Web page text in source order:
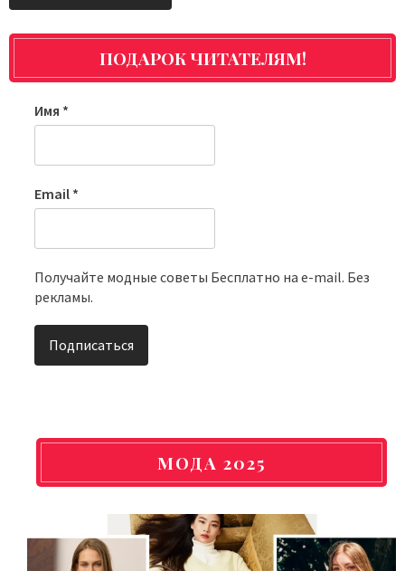
ПОДАРОК ЧИТАТЕЛЯМ!
Имя *
Email *
Получайте модные советы Бесплатно на e-mail. Без
рекламы.
МОДА 2025